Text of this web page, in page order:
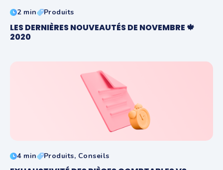
2 min Produits
LES DERNIÈRES NOUVEAUTÉS DE NOVEMBRE 🍁
2020
4 min Produits, Conseils